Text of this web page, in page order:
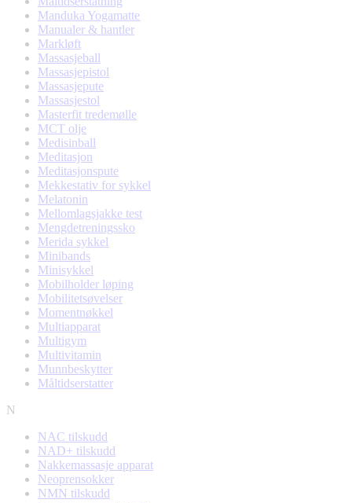
Manduka Yogamatte
Manualer & hantler
Markløft
Massasjeball
Massasjepistol
Massasjepute
Massasjestol
Masterfit tredemølle
MCT olje
Medisinball
Meditasjon
Meditasjonspute
Mekkestativ for sykkel
Melatonin
Mellomlagsjakke test
Mengdetreningssko
Merida sykkel
Minibands
Minisykkel
Mobilholder løping
Mobilitetsøvelser
Momentnøkkel
Multiapparat
Multigym
Multivitamin
Munnbeskytter
Måltidserstatter
N
NAC tilskudd
NAD+ tilskudd
Nakkemassasje apparat
Neoprensokker
NMN tilskudd